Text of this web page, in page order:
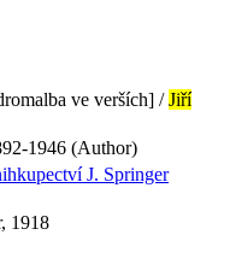
ve verších] /Jiří
1946 (Author)
J. Springer
1918